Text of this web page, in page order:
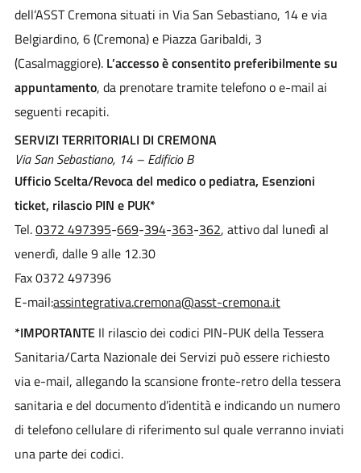
dell’ASST Cremona situati in Via San Sebastiano, 14 e via
Belgiardino, 6 (Cremona) e Piazza Garibaldi, 3
(Casalmaggiore). L’accesso è consentito preferibilmente su
appuntamento, da prenotare tramite telefono o e-mail ai
seguenti recapiti.
SERVIZI TERRITORIALI DI CREMONA
Via San Sebastiano, 14 – Edificio B
Ufficio Scelta/Revoca del medico o pediatra, Esenzioni
ticket, rilascio PIN e PUK*
Tel.0372 497395-669-394-363-362, attivo dal lunedì al
venerdì, dalle 9 alle 12.30
Fax 0372 497396
E-mail:assintegrativa.cremona@asst-cremona.it
*IMPORTANTEIl rilascio dei codici PIN-PUK della Tessera
Sanitaria/Carta Nazionale dei Servizi può essere richiesto
via e-mail, allegando la scansione fronte-retro della tessera
sanitaria e del documento d’identità e indicando un numero
di telefono cellulare di riferimento sul quale verranno inviati
una parte dei codici.